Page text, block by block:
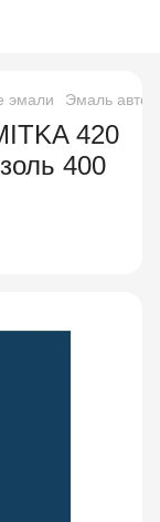
эмали Эмаль
420
400